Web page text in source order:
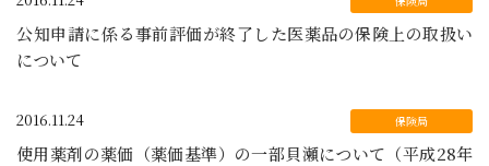
公知申請に係る事前評価が終了した医薬品の保険上の取扱い
について
2016.11.24
使用薬剤の薬価（薬価基準）の一部貝瀬について（平成28年